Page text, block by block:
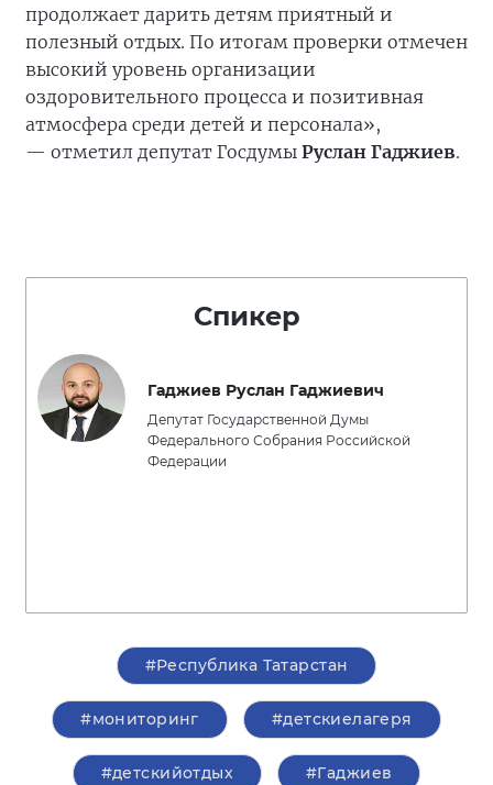
продолжает дарить детям приятный и
полезный отдых. По итогам проверки отмечен
высокий уровень организации
оздоровительного процесса и позитивная
атмосфера среди детей и персонала»,
— отметил депутат Госдумы Руслан Гаджиев.
Спикер
Гаджиев Руслан Гаджиевич
Депутат Государственной Думы
Федерального Собрания Российской
Федерации
#Республика Татарстан
#мониторинг #детскиелагеря
#детскийотдых #Гаджиев